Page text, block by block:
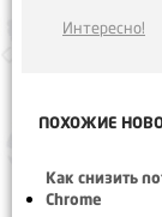
Интересно!
ПОХОЖИЕ
Как снизить
Chrome